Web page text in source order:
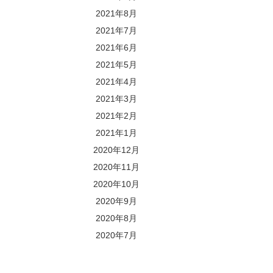
2021年8月
2021年7月
2021年6月
2021年5月
2021年4月
2021年3月
2021年2月
2021年1月
2020年12月
2020年11月
2020年10月
2020年9月
2020年8月
2020年7月